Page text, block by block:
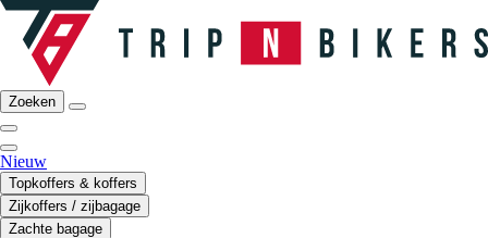
Zoeken
Nieuw
Topkoffers & koffers
Zijkoffers / zijbagage
Zachte bagage